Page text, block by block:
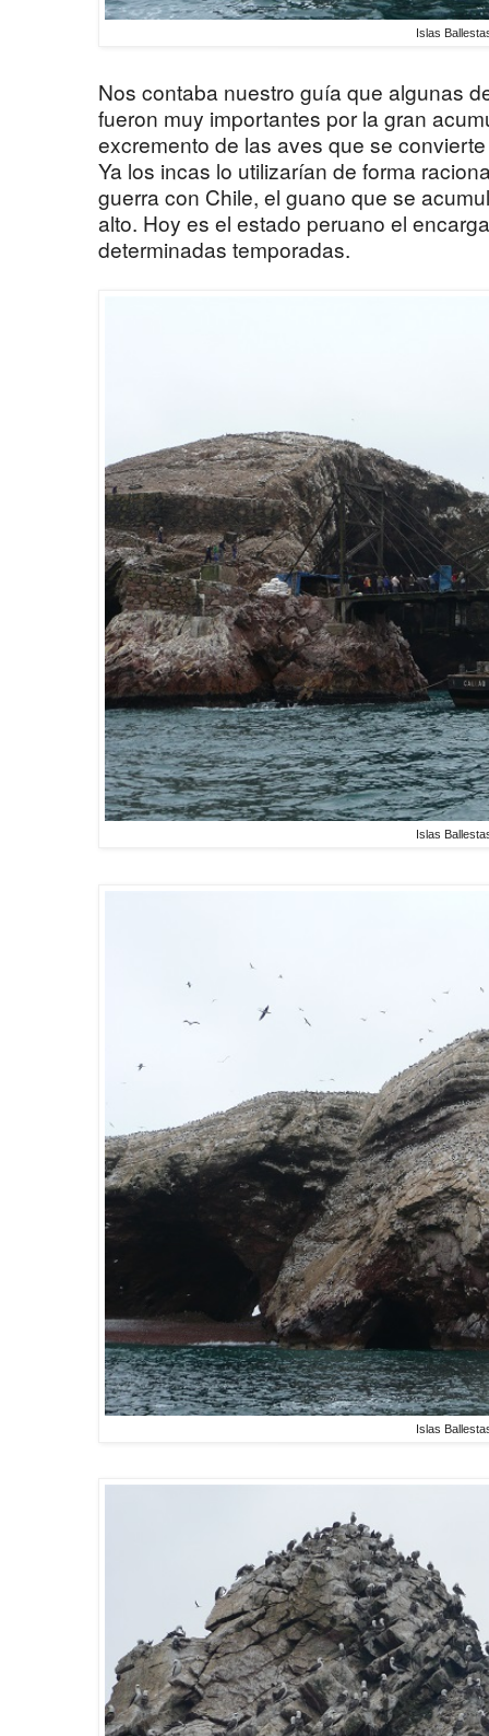
Islas
Nos contaba nuestro guía que algunas
fueron muy importantes por la gran
excremento de las aves que se
Ya los incas lo utilizarían de forma
guerra con Chile, el guano que se
alto. Hoy es el estado peruano el
determinadas temporadas.
Islas
Islas